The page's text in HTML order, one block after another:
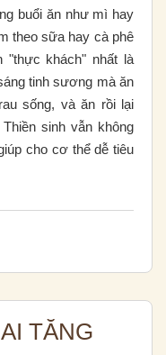
buổi ăn như mì hay
theo sữa hay cà phê
"thực khách" nhất là
tinh sương mà ăn
sống, và ăn rồi lại
sinh vẫn không
cho cơ thể dễ tiêu
TĂNG